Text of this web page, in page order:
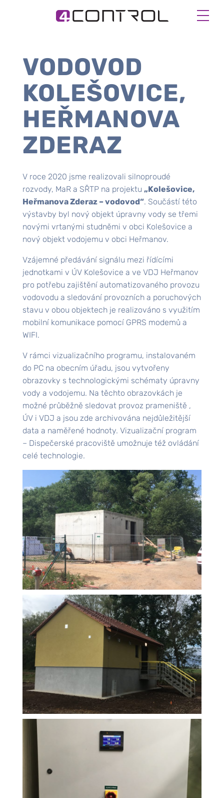
VODOVOD
KOLEŠOVICE,
HEŘMANOVA
ZDERAZ
V roce 2020 jsme realizovali silnoproudé
rozvody, MaR a SŘTP na projektu „Kolešovice,
Heřmanova Zderaz – vodovod“. Součástí této
výstavby byl nový objekt úpravny vody se třemi
novými vrtanými studněmi v obci Kolešovice a
nový objekt vodojemu v obci Heřmanov.
Vzájemné předávání signálu mezi řídícími
jednotkami v ÚV Kolešovice a ve VDJ Heřmanov
pro potřebu zajištění automatizovaného provozu
vodovodu a sledování provozních a poruchových
stavu v obou objektech je realizováno s využitím
mobilní komunikace pomocí GPRS modemů a
WIFI.
V rámci vizualizačního programu, instalovaném
do PC na obecním úřadu, jsou vytvořeny
obrazovky s technologickými schématy úpravny
vody a vodojemu. Na těchto obrazovkách je
možné průběžně sledovat provoz prameniště ,
ÚV i VDJ a jsou zde archivována nejdůležitější
data a naměřené hodnoty. Vizualizační program
– Dispečerské pracoviště umožnuje též ovládání
celé technologie.